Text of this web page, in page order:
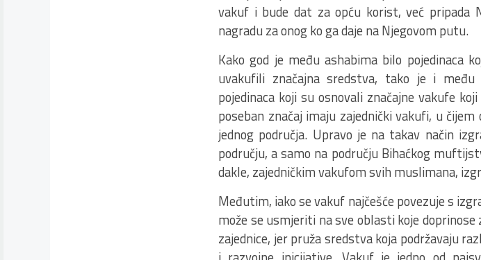
vakuf i bude dat za opću korist, već pripada
nagradu za onog ko ga daje na Njegovom putu.
Kako god je među ashabima bilo
uvakufili značajna sredstva, tako je i među
pojedinaca koji su osnovali značajne vakufe
poseban značaj imaju zajednički vakufi, u
jednog područja. Upravo je na takav način
području, a samo na području Bihaćkog
dakle, zajedničkim vakufom svih muslimana,
Međutim, iako se vakuf najčešće povezuje s
može se usmjeriti na sve oblasti koje
zajednice, jer pruža sredstva koja podržavaju